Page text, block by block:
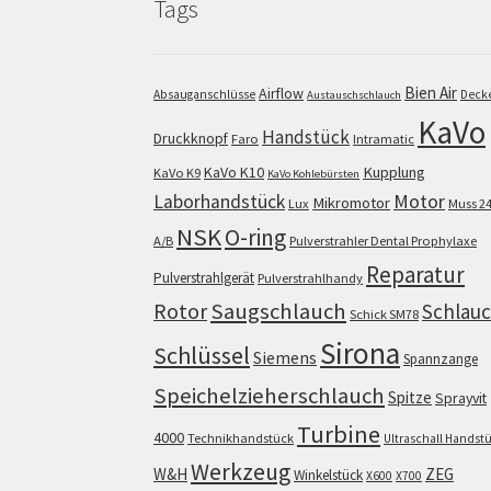
Tags
Absauganschlüsse Airflow Austauschschlauch Bien Air
Druckknopf Faro Handstück Intramatic KaVo
KaVo K9 KaVo K10 KaVo Kohlebürsten Kupplung
Laborhandstück Lux Mikromotor Motor Muss
A/B NSKO-ring Pulverstrahler Dental Prophylaxe
Pulverstrahlgerät Pulverstrahlhandy Reparatur
RotorSaugschlauch Schick SM78
Schlüssel Siemens Sirona Spannzange
Speichelzieherschlauch Spitze Sprayvit
4000 Technikhandstück Turbine Ultraschall
W&H WerkzeugWinkelstück X600 X700 ZEG